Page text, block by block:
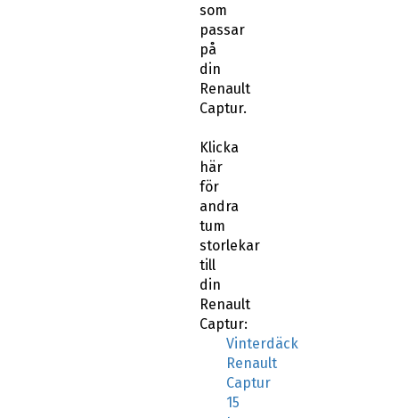
som
passar
på
din
Renault
Captur.
Klicka
här
för
andra
tum
storlekar
till
din
Renault
Captur:
Vinterdäck
Renault
Captur
15